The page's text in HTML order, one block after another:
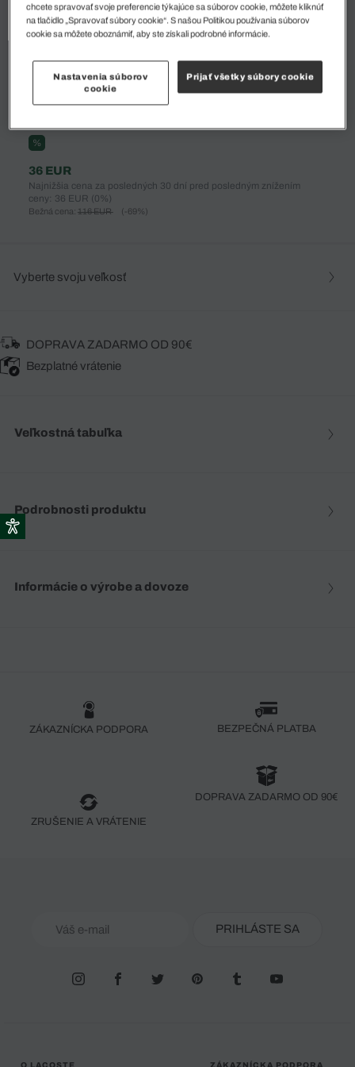
%
36 EUR
Najnižšia cena za posledných 30 dní pred posledným znížením
ceny: 36 EUR (0%)
Bežná cena: 116 EUR (-69%)
Vyberte svoju veľkosť
DOPRAVA ZADARMO OD 90€
Bezplatné vrátenie
Veľkostná tabuľka
Podrobnosti produktu
Informácie o výrobe a dovoze
ZÁKAZNÍCKA PODPORA BEZPEČNÁ PLATBA
ZRUŠENIE A VRÁTENIE
DOPRAVA ZADARMO OD 90€
PRIHLÁSTE SA
O LACOSTE ZÁKAZNÍCKA PODPORA
chcete spravovať svoje preferencie týkajúce sa súborov cookie, môžete kliknúť
na tlačidlo „Spravovať súbory cookie“. S našou Politikou používania súborov
cookie sa môžete oboznámiť, aby ste získali podrobné informácie.
Nastavenia súborov
cookie
Prijať všetky súbory cookie